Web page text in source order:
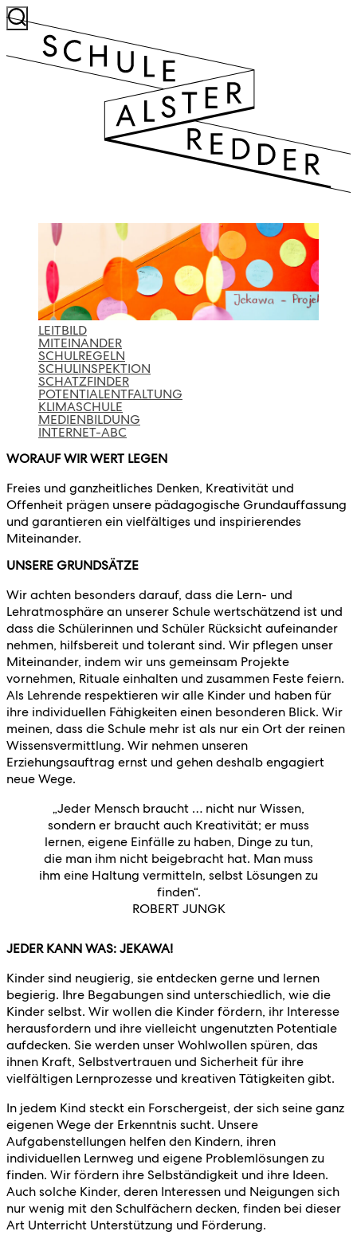
LEITBILD
MITEINANDER
SCHULREGELN
SCHULINSPEKTION
SCHATZFINDER
POTENTIALENTFALTUNG
KLIMASCHULE
MEDIENBILDUNG
INTERNET-ABC
WORAUF WIR WERT LEGEN
Freies und ganzheitliches Denken, Kreativität und
Offenheit prägen unsere pädagogische Grundauffassung
und garantieren ein vielfältiges und inspirierendes
Miteinander.
UNSERE GRUNDSÄTZE
Wir achten besonders darauf, dass die Lern- und
Lehratmosphäre an unserer Schule wertschätzend ist und
dass die Schülerinnen und Schüler Rücksicht aufeinander
nehmen, hilfsbereit und tolerant sind. Wir pflegen unser
Miteinander, indem wir uns gemeinsam Projekte
vornehmen, Rituale einhalten und zusammen Feste feiern.
Als Lehrende respektieren wir alle Kinder und haben für
ihre individuellen Fähigkeiten einen besonderen Blick. Wir
meinen, dass die Schule mehr ist als nur ein Ort der reinen
Wissensvermittlung. Wir nehmen unseren
Erziehungsauftrag ernst und gehen deshalb engagiert
neue Wege.
„Jeder Mensch braucht … nicht nur Wissen,
sondern er braucht auch Kreativität; er muss
lernen, eigene Einfälle zu haben, Dinge zu tun,
die man ihm nicht beigebracht hat. Man muss
ihm eine Haltung vermitteln, selbst Lösungen zu
finden“.
ROBERT JUNGK
JEDER KANN WAS: JEKAWA!
Kinder sind neugierig, sie entdecken gerne und lernen
begierig. Ihre Begabungen sind unterschiedlich, wie die
Kinder selbst. Wir wollen die Kinder fördern, ihr Interesse
herausfordern und ihre vielleicht ungenutzten Potentiale
aufdecken. Sie werden unser Wohlwollen spüren, das
ihnen Kraft, Selbstvertrauen und Sicherheit für ihre
vielfältigen Lernprozesse und kreativen Tätigkeiten gibt.
In jedem Kind steckt ein Forschergeist, der sich seine ganz
eigenen Wege der Erkenntnis sucht. Unsere
Aufgabenstellungen helfen den Kindern, ihren
individuellen Lernweg und eigene Problemlösungen zu
finden. Wir fördern ihre Selbständigkeit und ihre Ideen.
Auch solche Kinder, deren Interessen und Neigungen sich
nur wenig mit den Schulfächern decken, finden bei dieser
Art Unterricht Unterstützung und Förderung.